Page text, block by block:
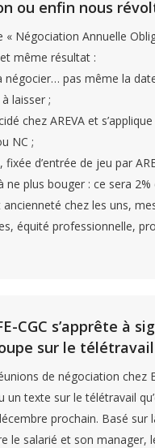
ou enfin nous
« Négociation Annuelle
même résultat :
à négocier… pas même la
laisser ;
chez AREVA et
NC ;
fixée d’entrée de jeu par
ne plus bouger : ce sera
chez les uns,
équité professionnelle,
CGC s’apprête à
sur le télétravail
de négociation chez
un texte sur le télétravail
prochain. Basé sur
le salarié et son manager,